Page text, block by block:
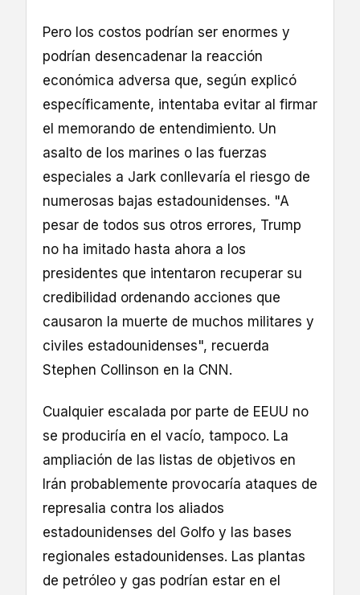
Pero los costos podrían ser enormes y
podrían desencadenar la reacción
económica adversa que, según explicó
específicamente, intentaba evitar al firmar
el memorando de entendimiento. Un
asalto de los marines o las fuerzas
especiales a Jark conllevaría el riesgo de
numerosas bajas estadounidenses. "A
pesar de todos sus otros errores, Trump
no ha imitado hasta ahora a los
presidentes que intentaron recuperar su
credibilidad ordenando acciones que
causaron la muerte de muchos militares y
civiles estadounidenses", recuerda
Stephen Collinson en la CNN.
Cualquier escalada por parte de EEUU no
se produciría en el vacío, tampoco. La
ampliación de las listas de objetivos en
Irán probablemente provocaría ataques de
represalia contra los aliados
estadounidenses del Golfo y las bases
regionales estadounidenses. Las plantas
de petróleo y gas podrían estar en el